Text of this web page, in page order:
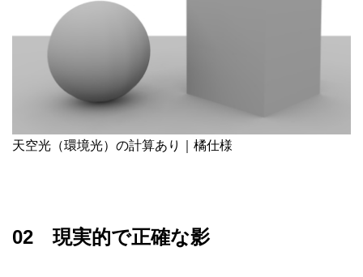
天空光（環境光）の計算あり｜橘仕様
02 現実的で正確な影